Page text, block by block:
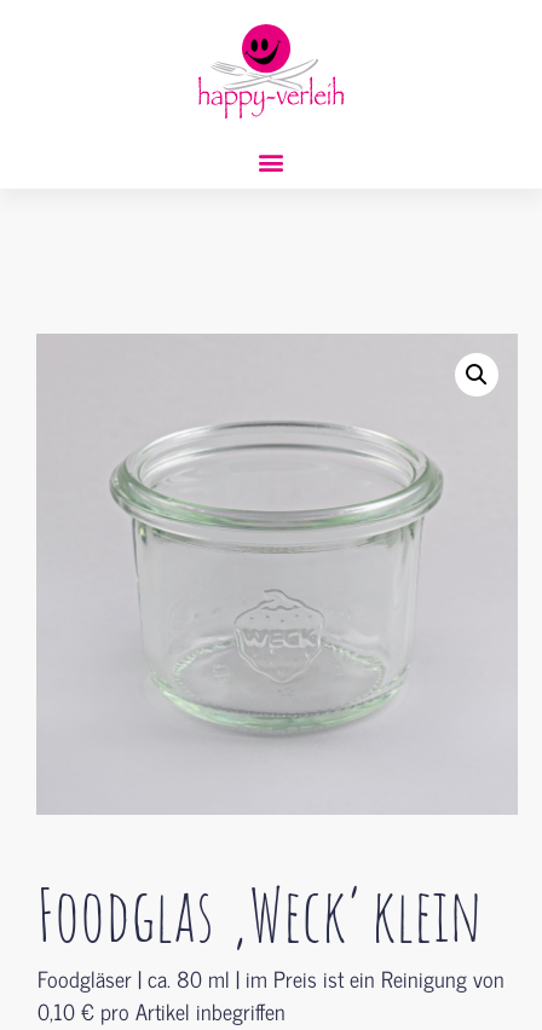
Foodglas ‚Weck‘ klein
Foodgläser | ca. 80 ml | im Preis ist ein Reinigung von
0,10 € pro Artikel inbegriffen